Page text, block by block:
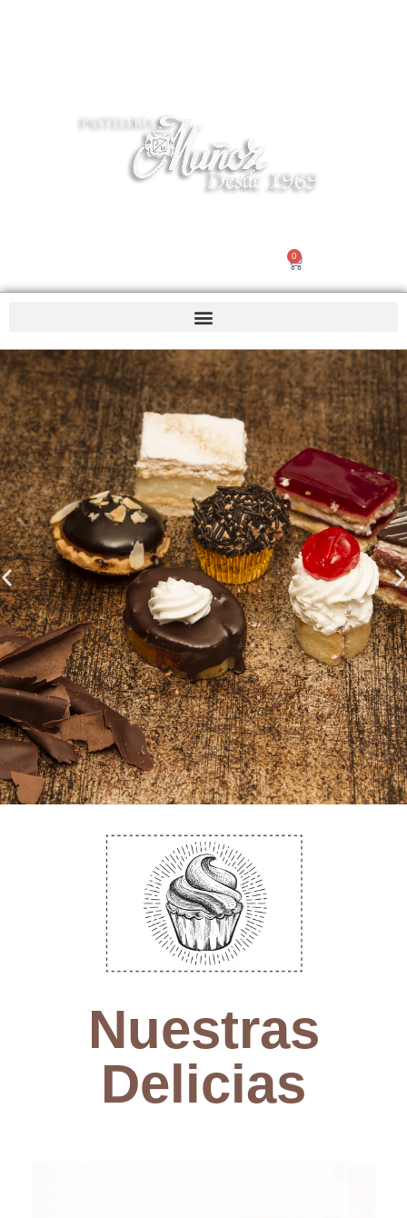
0
Gran variedad
Nuestra selección de
pasteles variados ofrece una
gran diversidad de sabores y
cuidadas formas.
¡Quiero uno!
Nuestras
Delicias